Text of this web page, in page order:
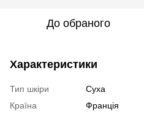
До обраного
Характеристики
Тип шкіри
Суха
Країна
Франція